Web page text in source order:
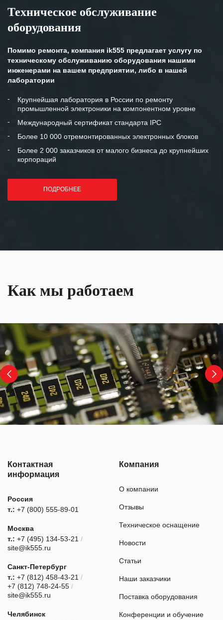
Особенно хочется отметить высокую
клиентоориентированность
готовность помочь в самых сложных
Мы высоко ценим сложившиеся
и доверительные партнерские
отношения и искренне желаем
«Инженерной компании «555» долгих
лет успеха и процветания.
Техническое обслуживание
оборудования
Помимо ремонта, компания ik555 предлагает услугу по
техническому обслуживанию оборудования нашими
инженерами на вашем предприятии, либо в нашей
лаборатории
Крупнейшая лаборатория в России по ремонту
промышленной электроники на компонентном уровне
Международный сертификат стандарта IPC
Более 10 000 отремонтированных электронных блоков
Более 2 000 заказчиков от малого бизнеса до крупнейших
корпораций
ПОДРОБНЕЕ
Как мы работаем
Контактная
информация
Россия
т.: +7 (800) 555-89-01
Москва
т.: +7 (495) 134-53-21 /
site@ik555.ru
Санкт-Петербург
т.: +7 (812) 458-43-21 /
+7 (812) 748-24-55 /
site@ik555.ru
Челябинск
Компания
О компании
Отзывы
Техническое оснащение
Новости
Статьи
Наши заказчики
Поставка оборудования
Конференции и обучение